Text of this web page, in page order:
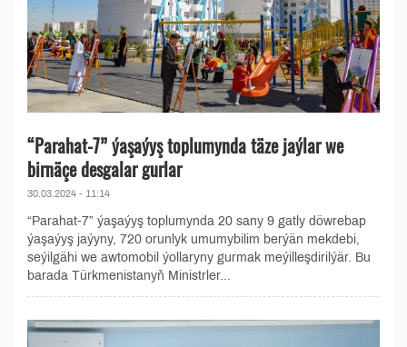
“Parahat-7” ýaşaýyş toplumynda täze jaýlar we
birnäçe desgalar gurlar
30.03.2024 - 11:14
“Parahat-7” ýaşaýyş toplumynda 20 sany 9 gatly döwrebap
ýaşaýyş jaýyny, 720 orunlyk umumybilim berýän mekdebi,
seýilgähi we awtomobil ýollaryny gurmak meýilleşdirilýär. Bu
barada Türkmenistanyň Ministrler...